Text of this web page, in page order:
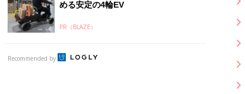
める安定の4輪EV
PR（BLAZE）
Recommended by